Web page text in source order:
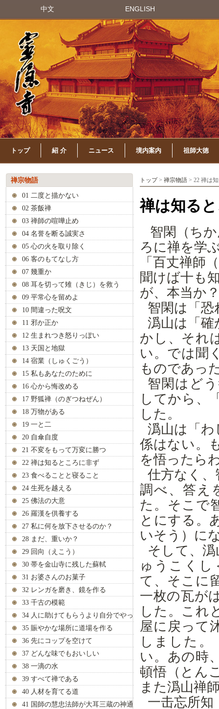
中文 ENGLISH
トップ 紹 介 ニュース 境内案内 祖師大徳
禅宗物語
01 二度と描かない
02 茶飯禅
03 禅師の喧嘩止め
04 名誉を断る誠実さ
05 心の火を取り除く
06 客のもてなし方
07 幾重か
08 耳を切って雉（きじ）を救う
09 平常心を留めよ
10 間違った呪文
11 邪か正か
12 生まれつき怒りっぽい
13 天国と地獄
14 宿業（しゅくごう）
15 私もあなたのために
16 心から悔改める
17 野狐禅（のぎつねぜん）
18 万物がある
19 一と二
20 自傘自度
21 不変をもって万変に勝つ
22 禅は知るところに非ず
23 食べることと寝ること
24 生死を越える
25 佛法の大意
26 羅漢を供養する
27 私に何を放下させるのか？
28 まだ、重いか？
29 回向（えこう）
30 帯を金山寺に残した蘇軾
31 お婆さんのお菓子
32 レンガを磨き、鏡を作る
33 千古の模範
34 人に助けてもらうより自分でやっ
35 賑やかな場所に道場を作る
36 先にコップを空けて
37 どんな味でもおいしい
38 一滴の水
39 すべて禅である
40 人材を育てる道
41 国師の慧忠法師が大耳三蔵の神通
トップ> 禅宗物語 > 22 禅は
禅は知る
智閑（ち
ろに禅を学
「百丈禅師
聞けば十も
が、本当か
智閑は「
潙山は「
かし、それ
い。では聞
ものであっ
智閑はど
してから、
した。
潙山は「
係はない。
を悟ったら
仕方なく
調べ、答え
た。そこで
とにする。
いそう）に
そして、
ゅうこくし
て、そこに
一枚の瓦が
した。これ
屋に戻って
しました。
い。あの時
頓悟（とん
また潙山禅
一击忘所